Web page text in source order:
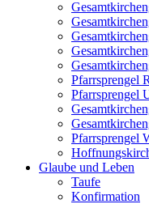
Pfarrsprengel
Pfarrsprengel
Pfarrsprengel
Glaube und Leben
Taufe
Konfirmation